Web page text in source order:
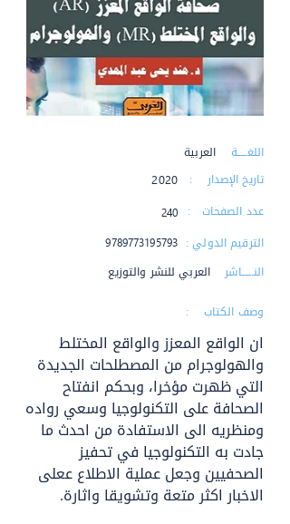
العربية
اللغـــــة :
2020 تاريخ الإصدار :
240 عدد الصفحات :
9789773195793
الترقيم الدولي :
العربي للنشر والتوزيعالنــــــاشر :
وصف الكتاب :
ان الواقع المعزز والواقع المختلط
والهولوجرام من المصطلحات الجديدة
التي ظهرت مؤخرا، وبحكم انفتاح
الصحافة على التكنولوجيا وسعي رواده
ومنظريه الى الاستفادة من احدث ما
جادت به التكنولوجيا في تحفيز
الصحفيين وجعل عملية الاطلاع ععلى
الاخبار اكثر متعة وتشويقا واثارة.